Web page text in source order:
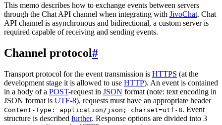
This memo describes how to exchange events between servers
through the Chat API channel when integrating with JivoChat. Chat
API channel is asynchronous and bidirectional, a custom server is
required capable of receiving and sending events.
Channel protocol#
Transport protocol for the event transmission is HTTPS (at the
development stage it is allowed to use HTTP). An event is contained
in a body of a POST-request in JSON format (note: text encoding in
JSON format is UTF-8), requests must have an appropriate header
Content-Type: application/json; charset=utf-8. Event
structure is described further. Response options are divided into 3